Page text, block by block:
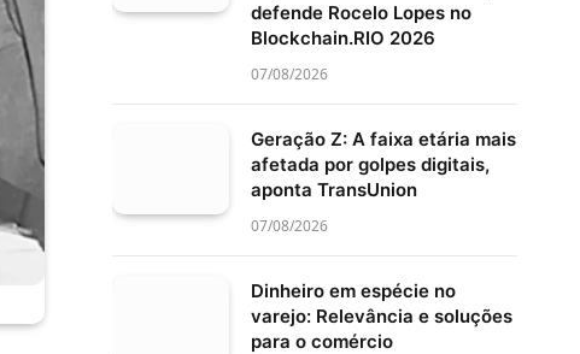
defende Rocelo Lopes no
Blockchain.RIO 2026
07/08/2026
Geração Z: A faixa etária mais
afetada por golpes digitais,
aponta TransUnion
07/08/2026
Dinheiro em espécie no
varejo: Relevância e soluções
para o comércio